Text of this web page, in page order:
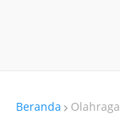
Beranda Olahraga